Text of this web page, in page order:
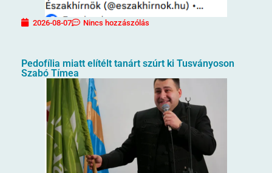
2026-08-07 Nincs hozzászólás
Pedofília miatt elítélt tanárt szúrt ki Tusványoson
Szabó Tímea